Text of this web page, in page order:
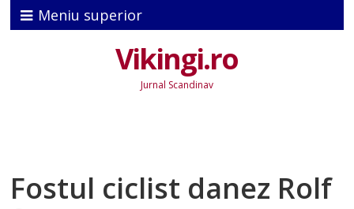
Meniu superior
Vikingi.ro
Jurnal Scandinav
Fostul ciclist danez Rolf